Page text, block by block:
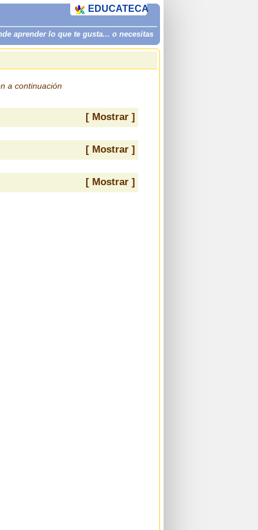
aprender lo que te gusta... o necesitas
EDUCATECA
a continuación
[ Mostrar ]
[ Mostrar ]
[ Mostrar ]